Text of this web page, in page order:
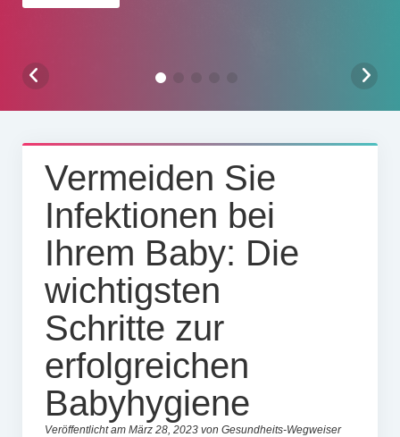
Vermeiden Sie
Infektionen bei
Ihrem Baby: Die
wichtigsten
Schritte zur
erfolgreichen
Babyhygiene
Veröffentlicht am März 28, 2023 von Gesundheits-Wegweiser